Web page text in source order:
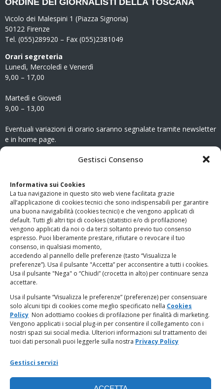
Gestisci Consenso
Informativa sui Cookies
La tua navigazione in questo sito web viene facilitata grazie
all’applicazione di cookies tecnici che sono indispensabili per garantire
una buona navigabilità (cookies tecnici) e che vengono applicati di
default. Tutti gli altri tipi di cookies (statistici e/o di profilazione)
vengono applicati da noi o da terzi soltanto previo tuo consenso
espresso. Puoi liberamente prestare, rifiutare o revocare il tuo
consenso, in qualsiasi momento,
accedendo al pannello delle preferenze (tasto “Visualizza le
preferenze”). Usa il pulsante "Accetta” per acconsentire a tutti i cookies.
Usa il pulsante "Nega" o “Chiudi” (crocetta in alto) per continuare senza
accettare.
Usa il pulsante “Visualizza le preferenze” (preferenze) per consensuare
solo alcuni tipi di cookies come meglio specificato nella Cookies
Policy Non adottiamo cookies di profilazione per finalità di marketing.
Vengono applicati i social plug-in per consentire il collegamento con i
nostri spazi sui social media. Ulteriori informazioni sul trattamento dei
tuoi dati personali puoi leggerle sulla nostra Privacy Policy
Gestisci servizi
Vicolo dei Malespini 1 (Piazza Signoria)
50122 Firenze
Tel. (055)289920 – Fax (055)2381049
Orari segreteria
Lunedì, Mercoledì e Venerdì
9,00 – 17,00
Martedì e Giovedì
9,00 – 13,00
Eventuali variazioni di orario saranno segnalate tramite newsletter
e in home page.
www.odg.toscana.it – testata registrata presso il Tribunale di
Firenze al nr. 5208 dell’ 08.10.2002. Direttore responsabile:
Giampaolo Marchini – C.F. 80005790482
LINK UTILI
PagoPA
Privacy Policy
Regolamento categorie particolari di dati personali e dati
giudiziari
Amministrazione Trasparente